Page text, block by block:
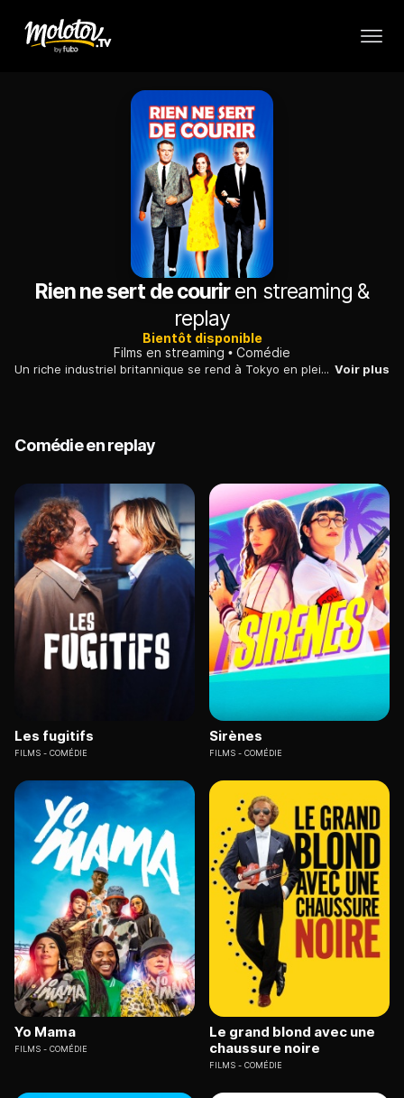
Rien ne sert de couriren streaming &
replay
Bientôt disponible
Films en streaming
Comédie
Un riche industriel britannique se rend à Tokyo en plein Jeux olympiques pour y signer un important contrat et se retrouve confronté à un problème de logement. Voir plus
Comédie en replay
Les fugitifs
FILMS COMÉDIE
Sirènes
FILMS COMÉDIE
Yo Mama
FILMS COMÉDIE
Le grand blond avec une
chaussure noire
FILMS COMÉDIE